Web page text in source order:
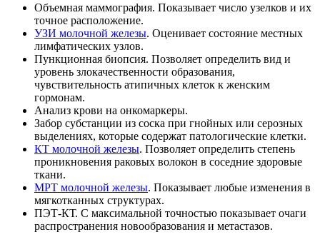
Объемная маммография. Показывает число узелков и их
точное расположение.
УЗИ молочной железы. Оценивает состояние местных
лимфатических узлов.
Пункционная биопсия. Позволяет определить вид и
уровень злокачественности образования,
чувствительность атипичных клеток к женским
гормонам.
Анализ крови на онкомаркеры.
Забор субстанции из соска при гнойных или серозных
выделениях, которые содержат патологические клетки.
КТ молочной железы. Позволяет определить степень
проникновения раковых волокон в соседние здоровые
ткани.
МРТ молочной железы. Показывает любые изменения в
мягкотканных структурах.
ПЭТ-КТ. С максимальной точностью показывает очаги
распространения новообразования и метастазов.